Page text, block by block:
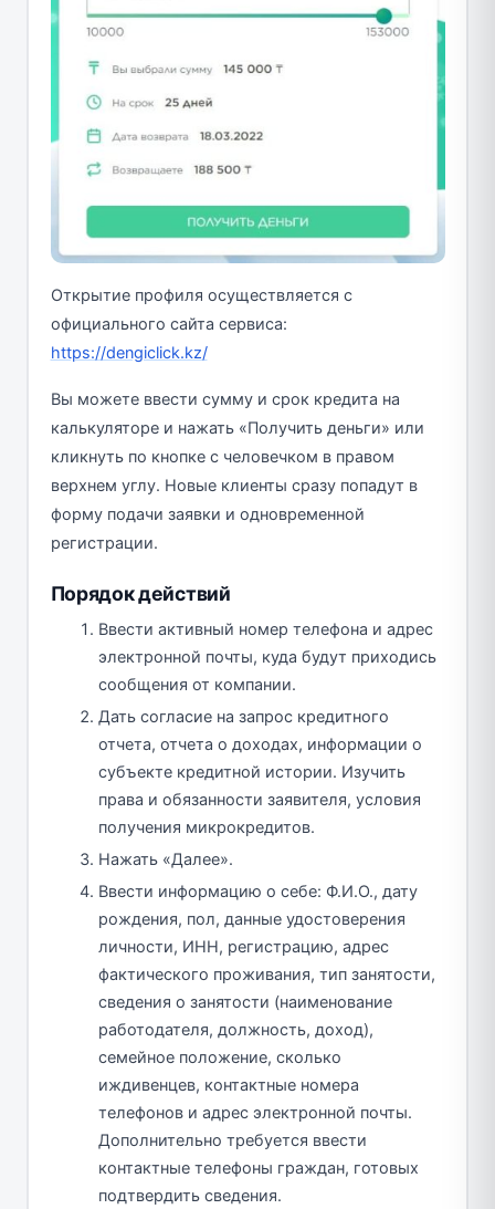
Открытие профиля осуществляется с
официального сайта сервиса:
https://dengiclick.kz/
Вы можете ввести сумму и срок кредита на
калькуляторе и нажать «Получить деньги» или
кликнуть по кнопке с человечком в правом
верхнем углу. Новые клиенты сразу попадут в
форму подачи заявки и одновременной
регистрации.
Порядок действий
Ввести активный номер телефона и адрес
электронной почты, куда будут приходись
сообщения от компании.
Дать согласие на запрос кредитного
отчета, отчета о доходах, информации о
субъекте кредитной истории. Изучить
права и обязанности заявителя, условия
получения микрокредитов.
Нажать «Далее».
Ввести информацию о себе: Ф.И.О., дату
рождения, пол, данные удостоверения
личности, ИНН, регистрацию, адрес
фактического проживания, тип занятости,
сведения о занятости (наименование
работодателя, должность, доход),
семейное положение, сколько
иждивенцев, контактные номера
телефонов и адрес электронной почты.
Дополнительно требуется ввести
контактные телефоны граждан, готовых
подтвердить сведения.